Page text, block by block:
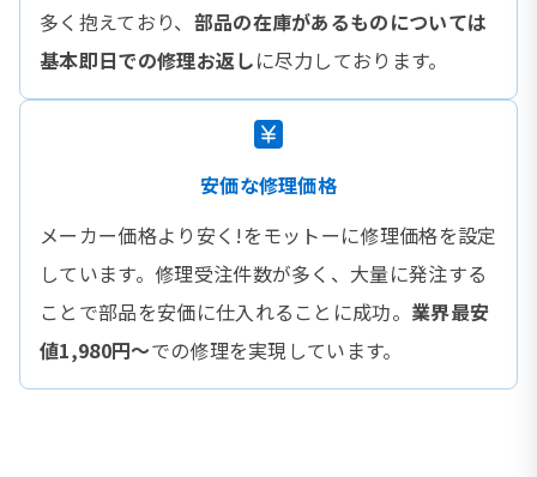
多く抱えており、 部品の在庫があるものについては
基本即日での修理お返しに尽力しております。
安価な修理価格
メーカー価格より安く!をモットーに修理価格を設定
しています。修理受注件数が多く、大量に発注する
ことで部品を安価に仕入れることに成功。 業界最安
値1,980円〜での修理を実現しています。